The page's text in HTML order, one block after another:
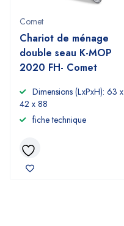
Comet
Chariot de ménage
double seau K-MOP
2020 FH- Comet
Dimensions (LxPxH): 63 x
42 x 88
fiche technique